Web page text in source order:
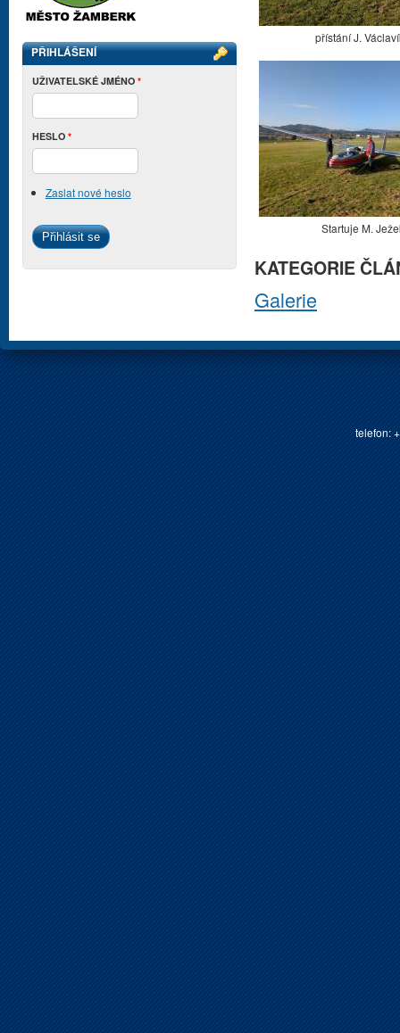
přístání J.
Startuje M.
KATEGORIE
Galerie
PŘIHLÁŠENÍ
UŽIVATELSKÉ JMÉNO *
HESLO *
Zaslat nové heslo
telefon: